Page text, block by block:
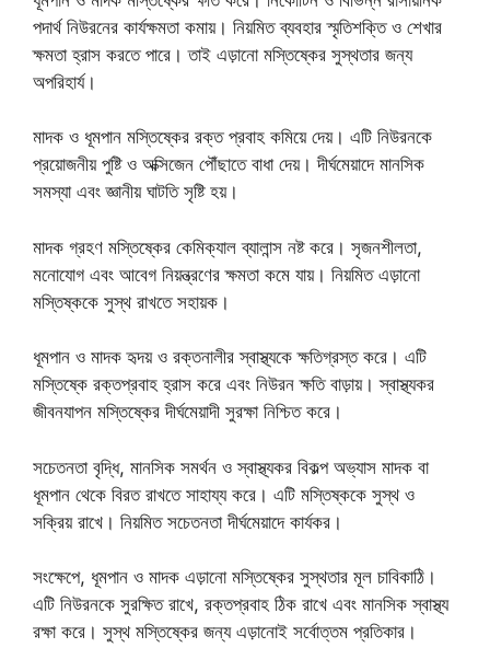
পদার্থ নিউরনের কার্যক্ষমতা কমায়। নিয়মিত ব্যবহার স্মৃতিশক্তি ও শেখার
ক্ষমতা হ্রাস করতে পারে। তাই এড়ানো মস্তিষ্কের সুস্থতার জন্য
অপরিহার্য।
মাদক ও ধূমপান মস্তিষ্কের রক্ত প্রবাহ কমিয়ে দেয়। এটি নিউরনকে
প্রয়োজনীয় পুষ্টি ও অক্সিজেন পৌঁছাতে বাধা দেয়। দীর্ঘমেয়াদে মানসিক
সমস্যা এবং জ্ঞানীয় ঘাটতি সৃষ্টি হয়।
মাদক গ্রহণ মস্তিষ্কের কেমিক্যাল ব্যালান্স নষ্ট করে। সৃজনশীলতা,
মনোযোগ এবং আবেগ নিয়ন্ত্রণের ক্ষমতা কমে যায়। নিয়মিত এড়ানো
মস্তিষ্ককে সুস্থ রাখতে সহায়ক।
ধূমপান ও মাদক হৃদয় ও রক্তনালীর স্বাস্থ্যকে ক্ষতিগ্রস্ত করে। এটি
মস্তিষ্কে রক্তপ্রবাহ হ্রাস করে এবং নিউরন ক্ষতি বাড়ায়। স্বাস্থ্যকর
জীবনযাপন মস্তিষ্কের দীর্ঘমেয়াদী সুরক্ষা নিশ্চিত করে।
সচেতনতা বৃদ্ধি, মানসিক সমর্থন ও স্বাস্থ্যকর বিকল্প অভ্যাস মাদক বা
ধূমপান থেকে বিরত রাখতে সাহায্য করে। এটি মস্তিষ্ককে সুস্থ ও
সক্রিয় রাখে। নিয়মিত সচেতনতা দীর্ঘমেয়াদে কার্যকর।
সংক্ষেপে, ধূমপান ও মাদক এড়ানো মস্তিষ্কের সুস্থতার মূল চাবিকাঠি।
এটি নিউরনকে সুরক্ষিত রাখে, রক্তপ্রবাহ ঠিক রাখে এবং মানসিক স্বাস্থ্য
রক্ষা করে। সুস্থ মস্তিষ্কের জন্য এড়ানোই সর্বোত্তম প্রতিকার।